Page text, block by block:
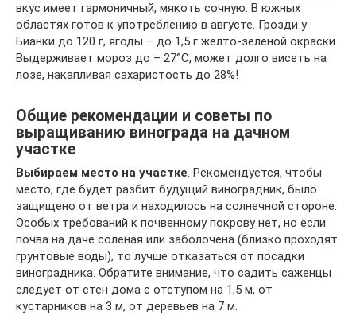
вкус имеет гармоничный, мякоть сочную. В южных
областях готов к употреблению в августе. Грозди у
Бианки до 120 г, ягоды – до 1,5 г желто-зеленой окраски.
Выдерживает мороз до – 27°C, может долго висеть на
лозе, накапливая сахаристость до 28%!
Общие рекомендации и советы по
выращиванию винограда на дачном
участке
Выбираем место на участке. Рекомендуется, чтобы
место, где будет разбит будущий виноградник, было
защищено от ветра и находилось на солнечной стороне.
Особых требований к почвенному покрову нет, но если
почва на даче соленая или заболочена (близко проходят
грунтовые воды), то лучше отказаться от посадки
виноградника. Обратите внимание, что садить саженцы
следует от стен дома с отступом на 1,5 м, от
кустарников на 3 м, от деревьев на 7 м.